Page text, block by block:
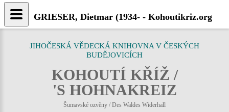
JIHOČESKÁ VĚDECKÁ KNIHOVNA V ČESKÝCH
BUDĚJOVICÍCH
KOHOUTÍ KŘÍŽ /
'S HOHNAKREIZ
Šumavské ozvěny / Des Waldes Widerhall
GRIESER, Dietmar (1934- - Kohoutikriz.org